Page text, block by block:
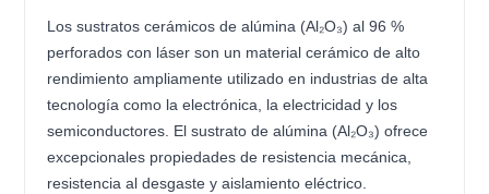
Los sustratos cerámicos de alúmina (Al₂O₃) al 96 %
perforados con láser son un material cerámico de alto
rendimiento ampliamente utilizado en industrias de alta
tecnología como la electrónica, la electricidad y los
semiconductores. El sustrato de alúmina (Al₂O₃) ofrece
excepcionales propiedades de resistencia mecánica,
resistencia al desgaste y aislamiento eléctrico.